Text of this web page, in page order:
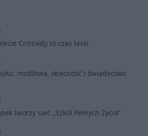
Cristiady to czas łaski
modlitwa, obecność i świadectwo
tworzy sieć „Szkół Pełnych Życia”